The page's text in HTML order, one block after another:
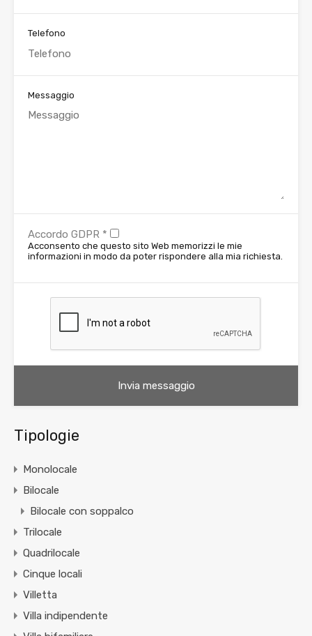
Telefono
Messaggio
Accordo GDPR *
Acconsento che questo sito Web memorizzi le mie
informazioni in modo da poter rispondere alla mia richiesta.
Tipologie
Monolocale
Bilocale
Bilocale con soppalco
Trilocale
Quadrilocale
Cinque locali
Villetta
Villa indipendente